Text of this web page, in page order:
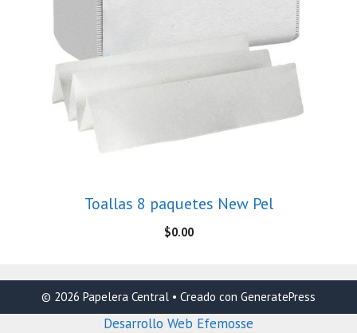
Toallas 8 paquetes New Pel
$0.00
© 2026 Papelera Central • Creado con GeneratePress
Desarrollo Web Efemosse